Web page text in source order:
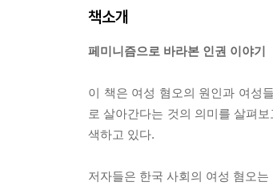
책소개
페미니즘으로 바라본 인권 이야기
이 책은 여성 혐오의 원인과 여성
로 살아간다는 것의 의미를 살펴
색하고 있다.
저자들은 한국 사회의 여성 혐오